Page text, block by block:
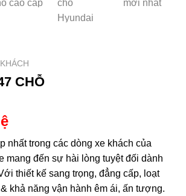
CHỖ
nhất trong các dòng xe khách của
mang đến sự hài lòng tuyệt đối dành
thiết kế sang trọng, đẳng cấp, loạt
khả năng vận hành êm ái, ấn tượng.